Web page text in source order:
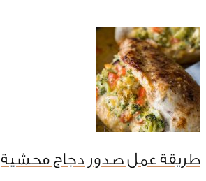
طريقة عمل صدور دجاج محشية